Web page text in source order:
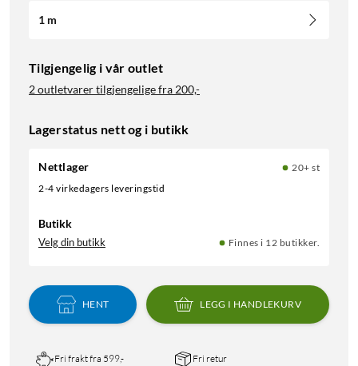
1 m
Tilgjengelig i vår outlet
2 outletvarer tilgjengelige fra 200,-
Lagerstatus nett og i butikk
Nettlager
20+ st
2-4 virkedagers leveringstid
Butikk
Velg din butikk Finnes i 12 butikker.
HENT LEGG I HANDLEKURV
Fri frakt fra 599,- Fri retur